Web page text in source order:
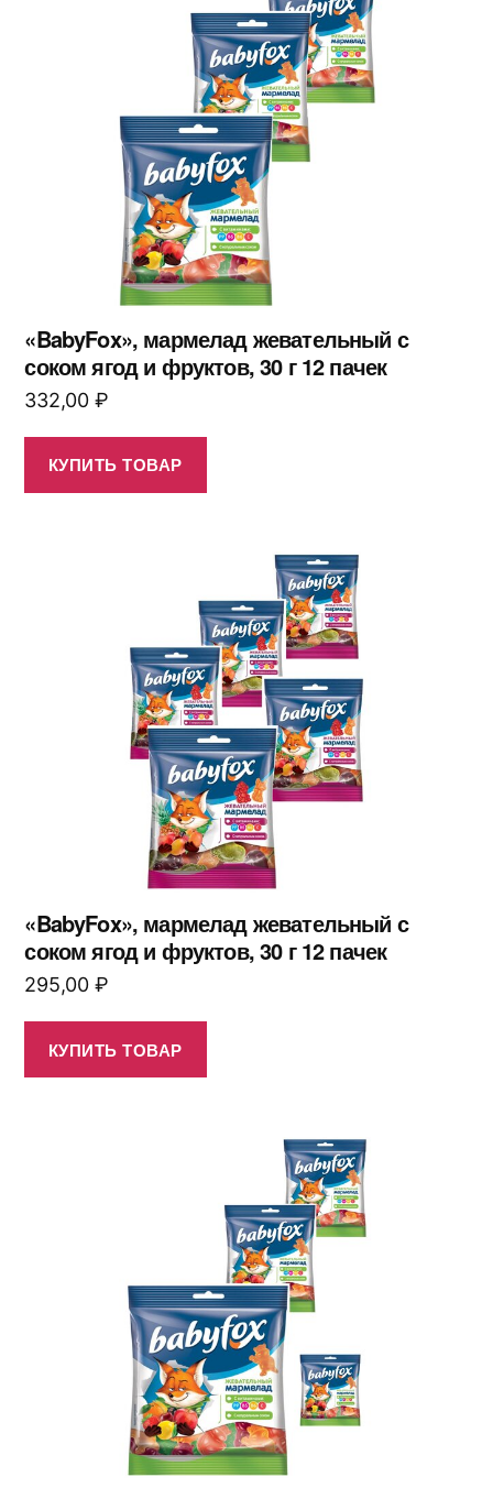
«BabyFox», мармелад жевательный с
соком ягод и фруктов, 30 г 12 пачек
332,00 ₽
КУПИТЬ ТОВАР
«BabyFox», мармелад жевательный с
соком ягод и фруктов, 30 г 12 пачек
295,00 ₽
КУПИТЬ ТОВАР